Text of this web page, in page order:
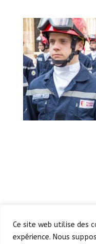
Ce site web utilise des
expérience. Nous